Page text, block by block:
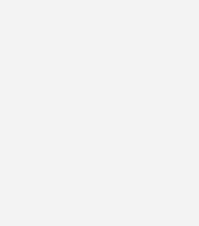
Komponenten aus
bei Ihnen durch die
und 6.000 hier bei uns in
Geschäftsbereiche,
28.000 Teilnahmen bei
Veranstaltungen.
im internationalen